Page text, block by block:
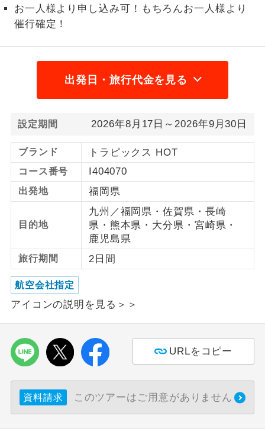
お一人様より申し込み可！もちろんお一人様より
催行確定！
出発日・旅行代金を見る
設定期間 2026年8月17日～2026年9月30日
ブランド トラピックス HOT
コース番号 I404070
出発地 福岡県
目的地
九州／福岡県・佐賀県・長崎
県・熊本県・大分県・宮崎県・
鹿児島県
旅行期間 2日間
航空会社指定
アイコンの説明を見る＞＞
URLをコピー
資料請求 このツアーはご用意がありません
1名様1室同代
金
1名様1室利用でも追加料金がかからない
ご夫婦限定
ご夫婦限定でご参加いただけるコースで
女性限定
女性限定でご参加いただけるコースで
年齢制限あり
ご参加にあたり年齢に制限があるコース
航空会社指定
利用航空会社が指定なので、ご出発の計
画にとても便利です。
ホテル指定
ご紹介するホテルを指定したコースで
す。
おひとり様でバス席を2席利⽤できま
す。